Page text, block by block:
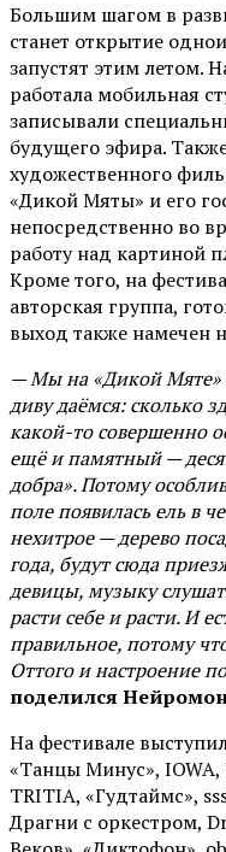
Большим шагом в
станет открытие
запустят этим летом.
работала мобильная
записывали
будущего эфира.
художественного
«Дикой Мяты» и его
непосредственно во
работу над картиной
Кроме того, на
авторская группа,
выход также намечен
— Мы на «Дикой Мяте»
диву даёмся: сколько
какой-то совершенно
ещё и памятный —
добра». Потому
поле появилась ель в
нехитрое — дерево
года, будут сюда
девицы, музыку
расти себе и расти. И
правильное, потому
Оттого и настроение
поделился
На фестивале
«Танцы Минус»,
TRITIA, «Гудтаймс»,
Драгни с оркестром,